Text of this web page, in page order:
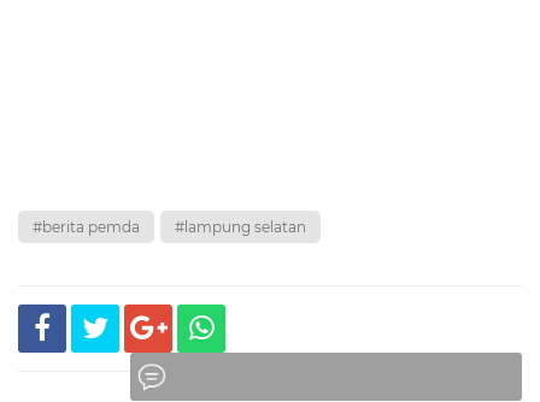
#berita pemda #lampung selatan